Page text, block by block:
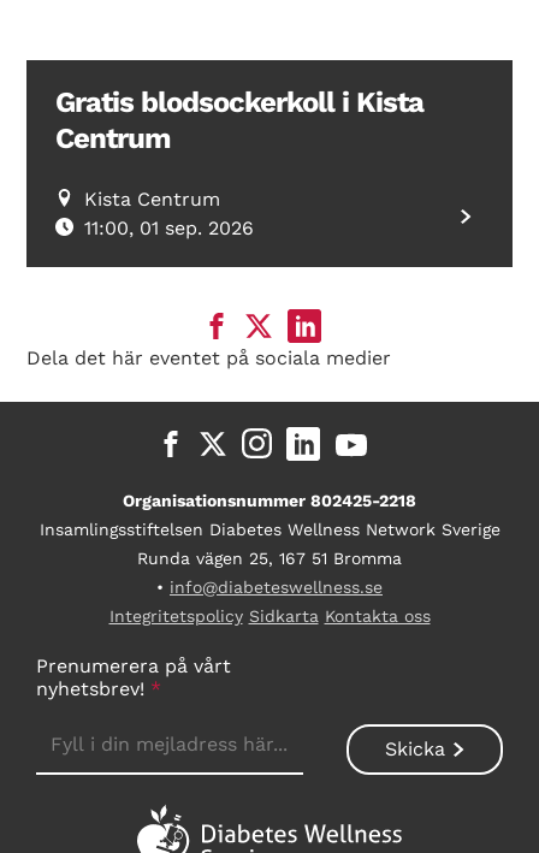
Gratis blodsockerkoll i Kista
Centrum
Kista Centrum
11:00, 01 sep. 2026
Dela det här eventet på sociala medier
Organisationsnummer 802425-2218
Insamlingsstiftelsen Diabetes Wellness Network Sverige
Runda vägen 25, 167 51 Bromma
• info@diabeteswellness.se
Integritetspolicy Sidkarta Kontakta oss
Prenumerera på vårt
nyhetsbrev! *